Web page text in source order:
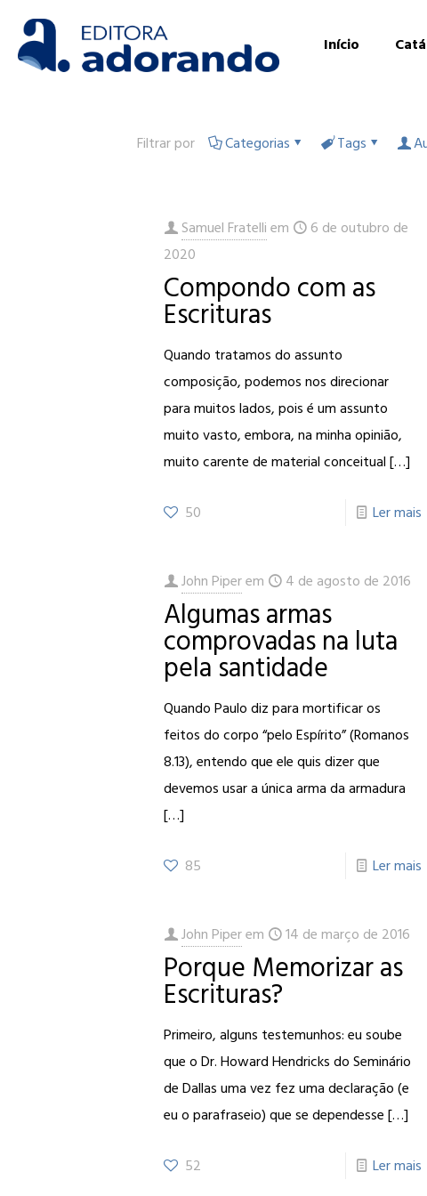
Início
Filtrar por Categorias Tags
Samuel Fratelli em
6 de outubro de
2020
Compondo com as
Escrituras
Quando tratamos do assunto
composição, podemos nos direcionar
para muitos lados, pois é um assunto
muito vasto, embora, na minha opinião,
muito carente de material conceitual[…]
50 Ler mais
John Piperem 4 de agosto de 2016
Algumas armas
comprovadas na luta
pela santidade
Quando Paulo diz para mortificar os
feitos do corpo “pelo Espírito” (Romanos
8.13), entendo que ele quis dizer que
devemos usar a única arma da armadura
[…]
85 Ler mais
John Piperem 14 de março de 2016
Porque Memorizar as
Escrituras?
Primeiro, alguns testemunhos: eu soube
que o Dr. Howard Hendricks do Seminário
de Dallas uma vez fez uma declaração (e
eu o parafraseio) que se dependesse[…]
52 Ler mais